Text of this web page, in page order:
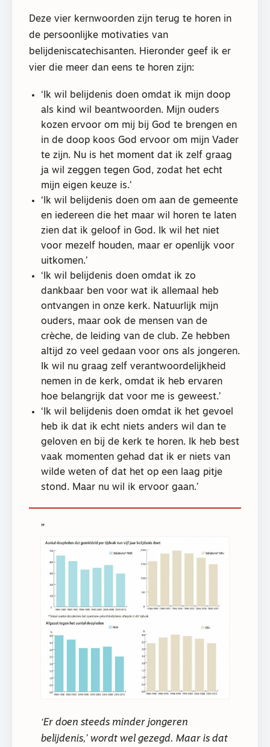
Deze vier kernwoorden zijn terug te horen in
de persoonlijke motivaties van
belijdeniscatechisanten. Hieronder geef ik er
vier die meer dan eens te horen zijn:
‘Ik wil belijdenis doen omdat ik mijn doop
als kind wil beantwoorden. Mijn ouders
kozen ervoor om mij bij God te brengen en
in de doop koos God ervoor om mijn Vader
te zijn. Nu is het moment dat ik zelf graag
ja wil zeggen tegen God, zodat het echt
mijn eigen keuze is.’
‘Ik wil belijdenis doen om aan de gemeente
en iedereen die het maar wil horen te laten
zien dat ik geloof in God. Ik wil het niet
voor mezelf houden, maar er openlijk voor
uitkomen.’
‘Ik wil belijdenis doen omdat ik zo
dankbaar ben voor wat ik allemaal heb
ontvangen in onze kerk. Natuurlijk mijn
ouders, maar ook de mensen van de
crèche, de leiding van de club. Ze hebben
altijd zo veel gedaan voor ons als jongeren.
Ik wil nu graag zelf verantwoordelijkheid
nemen in de kerk, omdat ik heb ervaren
hoe belangrijk dat voor me is geweest.’
‘Ik wil belijdenis doen omdat ik het gevoel
heb ik dat ik echt niets anders wil dan te
geloven en bij de kerk te horen. Ik heb best
vaak momenten gehad dat ik er niets van
wilde weten of dat het op een laag pitje
stond. Maar nu wil ik ervoor gaan.’
‘Er doen steeds minder jongeren
belijdenis,’ wordt wel gezegd. Maar is dat